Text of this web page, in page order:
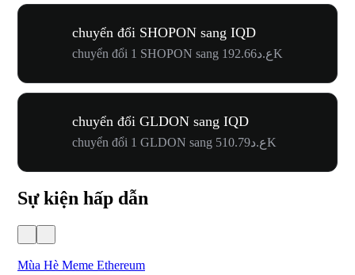
chuyển đổi SHOPON sang IQD
chuyển đổi 1 SHOPON sang ع.د192.66K
chuyển đổi GLDON sang IQD
chuyển đổi 1 GLDON sang ع.د510.79K
Sự kiện hấp dẫn
Mùa Hè Meme Ethereum